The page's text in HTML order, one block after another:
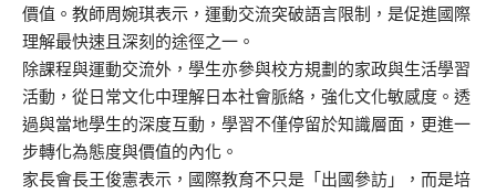
價值。教師周婉琪表示，運動交流突破語言限制，是促進國際
理解最快速且深刻的途徑之一。
除課程與運動交流外，學生亦參與校方規劃的家政與生活學習
活動，從日常文化中理解日本社會脈絡，強化文化敏感度。透
過與當地學生的深度互動，學習不僅停留於知識層面，更進一
步轉化為態度與價值的內化。
家長會長王俊憲表示，國際教育不只是「出國參訪」，而是培